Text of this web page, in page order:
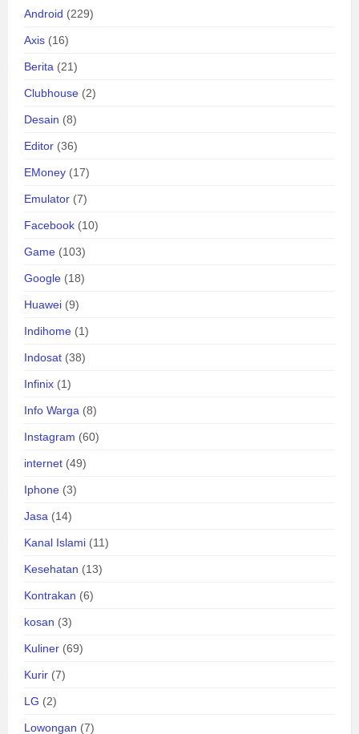
Android (229)
Axis (16)
Berita (21)
Clubhouse (2)
Desain (8)
Editor (36)
EMoney (17)
Emulator (7)
Facebook (10)
Game (103)
Google (18)
Huawei (9)
Indihome (1)
Indosat (38)
Infinix (1)
Info Warga (8)
Instagram (60)
internet (49)
Iphone (3)
Jasa (14)
Kanal Islami (11)
Kesehatan (13)
Kontrakan (6)
kosan (3)
Kuliner (69)
Kurir (7)
LG (2)
Lowongan (7)